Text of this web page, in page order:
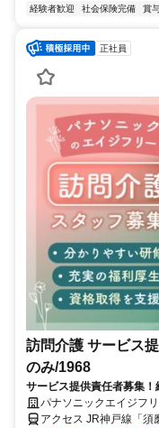
経験者歓迎 社会保険完備 賞
正社員
訪問介護 サービス
のみ/1968
サービス提供責任者募集
か？スキルや役割に追応
レード別の研修で、あなた
パナソニックエイジフ
ー神戸・訪問介護
アクセス JR神戸線「須